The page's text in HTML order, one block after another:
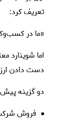
تعریف کرد:
«ما در
اما شوینارد
دست دادن
دو گزینه
فروش شرکت